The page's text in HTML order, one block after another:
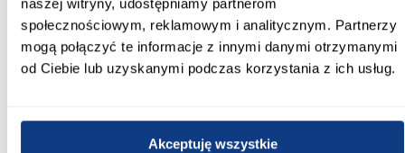
naszej witryny, udostępniamy partnerom
społecznościowym, reklamowym i analitycznym. Partnerzy
mogą połączyć te informacje z innymi danymi otrzymanymi
od Ciebie lub uzyskanymi podczas korzystania z ich usług.
Akceptuję wszystkie
Kolor korpusu:
dąb artisan